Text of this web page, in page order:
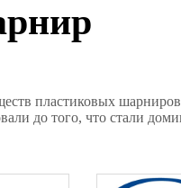
пластиковых
до того, что стали